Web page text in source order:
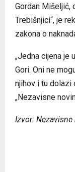
Gordan Mišeljić,
Trebišnjici“, je
zakona o
„Jedna cijena je
Gori. Oni ne
njihov i tu dolazi
„Nezavisne
Izvor: Nezavisne